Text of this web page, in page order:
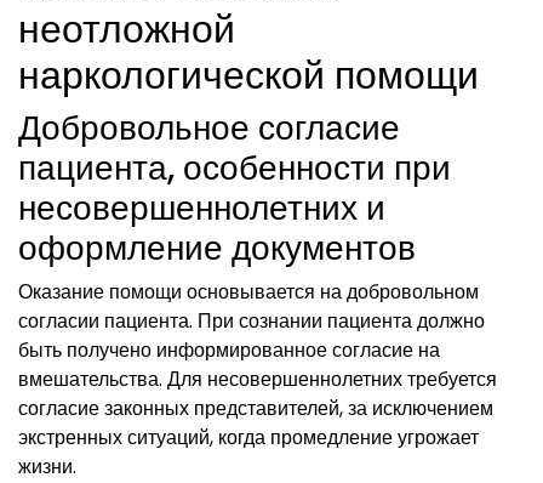
неотложной
наркологической помощи
Добровольное согласие
пациента, особенности при
несовершеннолетних и
оформление документов
Оказание помощи основывается на добровольном
согласии пациента. При сознании пациента должно
быть получено информированное согласие на
вмешательства. Для несовершеннолетних требуется
согласие законных представителей, за исключением
экстренных ситуаций, когда промедление угрожает
жизни.